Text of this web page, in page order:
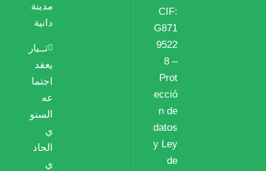
مدينة
دانية
ثــيار
يعقد
اجتما
عه
السنو
ي
الحاد
ي
CIF:
G871
9522
8 –
Prot
ecció
n de
datos
y Ley
de